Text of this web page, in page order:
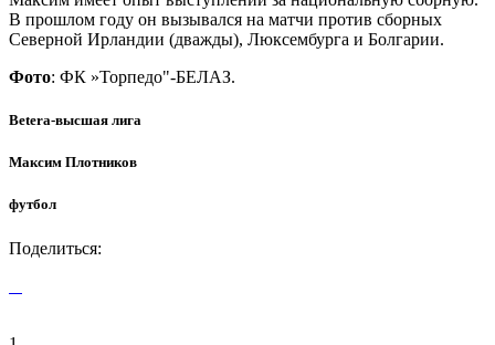
В прошлом году он вызывался на матчи против сборных
Северной Ирландии (дважды), Люксембурга и Болгарии.
Фото: ФК »Торпедо"-БЕЛАЗ.
Betera-высшая лига
Максим Плотников
футбол
Поделиться: